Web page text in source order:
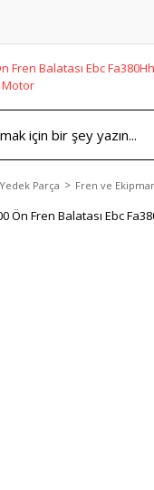
Parça Fren ve